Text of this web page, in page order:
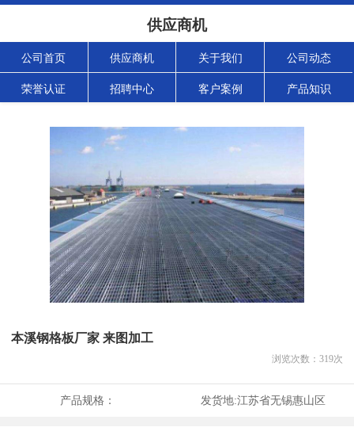
供应商机
公司首页 供应商机 关于我们 公司动态
荣誉认证 招聘中心 客户案例 产品知识
本溪钢格板厂家 来图加工
浏览次数： 319次
产品规格： 发货地:江苏省无锡惠山区